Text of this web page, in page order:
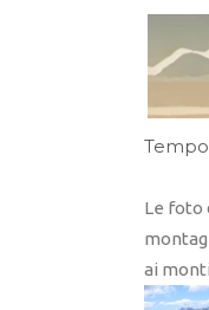
Le foto
ai